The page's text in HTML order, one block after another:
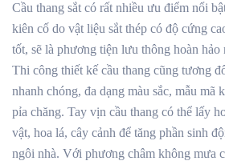
Cầu thang sắt có rất nhiều ưu điểm nổi
kiên cố do vật liệu sắt thép có độ cứng
tốt, sẽ là phương tiện lưu thông hoàn
Thi công thiết kế cầu thang cũng tương
nhanh chóng, đa dạng màu sắc, mẫu mã
pỉa chăng. Tay vịn cầu thang có thể lấy
vật, hoa lá, cây cảnh để tăng phần sinh
ngôi nhà. Với phương châm không mưa